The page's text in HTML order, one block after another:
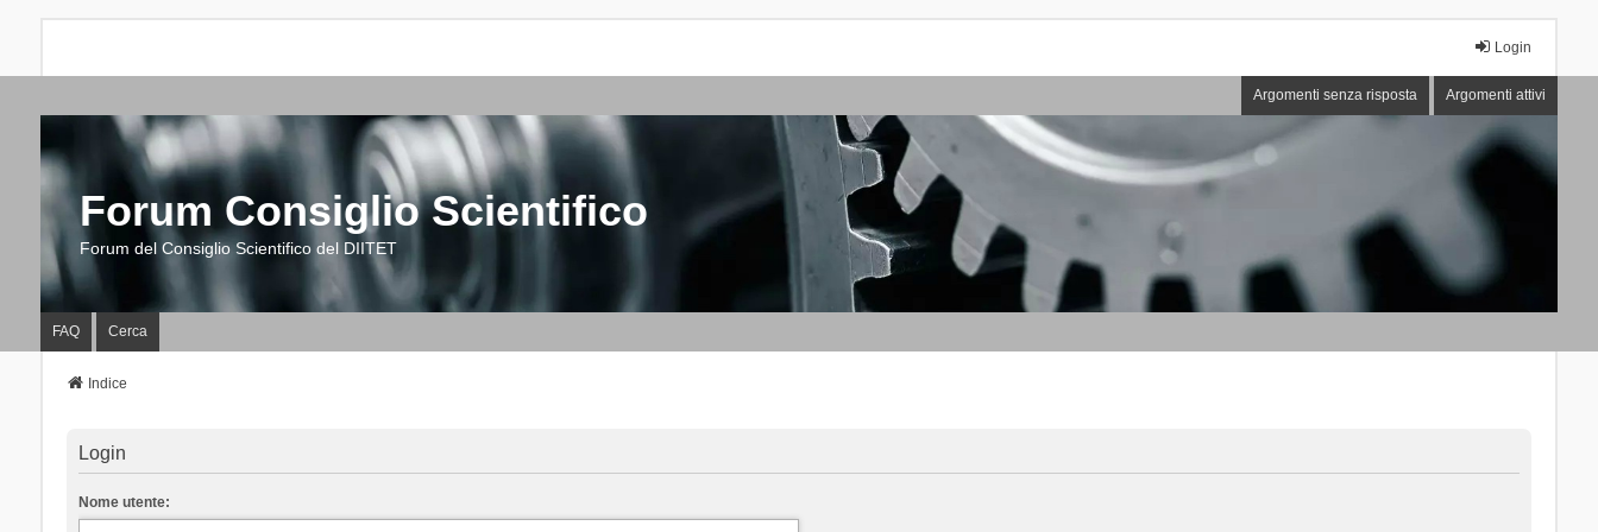
Login
Argomenti senza risposta Argomenti attivi
Forum Consiglio Scientifico
Forum del Consiglio Scientifico del DIITET
FAQ Cerca
Indice
Login
Nome utente: